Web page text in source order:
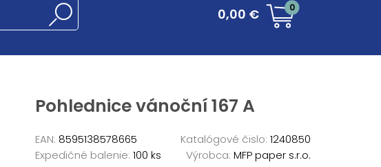
0,00 € 0
Pohlednice vánoční 167 A
EAN: 8595138578665 Katalógové čislo: 1240850
Expedičné balenie: 100 ks Výrobca: MFP paper s.r.o.